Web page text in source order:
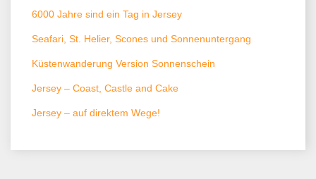
6000 Jahre sind ein Tag in Jersey
Seafari, St. Helier, Scones und Sonnenuntergang
Küstenwanderung Version Sonnenschein
Jersey – Coast, Castle and Cake
Jersey – auf direktem Wege!